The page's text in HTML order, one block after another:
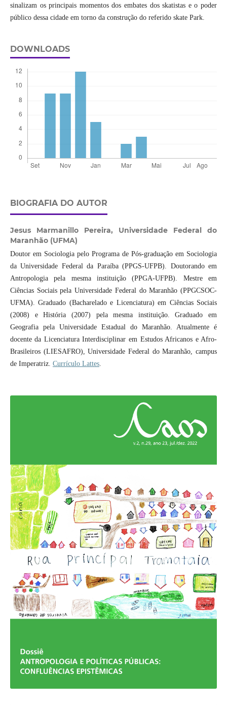
sinalizam os principais momentos dos embates dos skatistas e o poder
público dessa cidade em torno da construção do referido skate Park.
DOWNLOADS
BIOGRAFIA DO AUTOR
Jesus Marmanillo Pereira, Universidade Federal do
Maranhão (UFMA)
Doutor em Sociologia pelo Programa de Pós-graduação em Sociologia
da Universidade Federal da Paraíba (PPGS-UFPB). Doutorando em
Antropologia pela mesma instituição (PPGA-UFPB). Mestre em
Ciências Sociais pela Universidade Federal do Maranhão (PPGCSOC-
UFMA). Graduado (Bacharelado e Licenciatura) em Ciências Sociais
(2008) e História (2007) pela mesma instituição. Graduado em
Geografia pela Universidade Estadual do Maranhão. Atualmente é
docente da Licenciatura Interdisciplinar em Estudos Africanos e Afro-
Brasileiros (LIESAFRO), Universidade Federal do Maranhão, campus
de Imperatriz. Currículo Lattes.